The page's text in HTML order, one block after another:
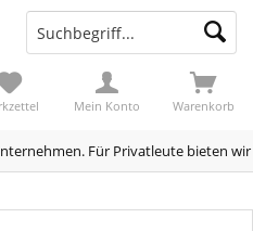
Für Privatleute bieten
Warenkorb
Mein Konto